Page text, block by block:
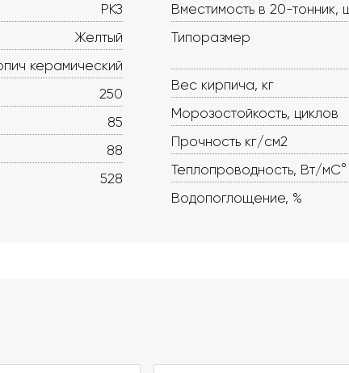
РКЗ
Желтый
керамический
250
85
88
528
Вместимость в 20-тонник,
Типоразмер
Вес кирпича, кг
Морозостойкость, циклов
Прочность кг/см2
Теплопроводность, Вт/мС°
Водопоглощение, %